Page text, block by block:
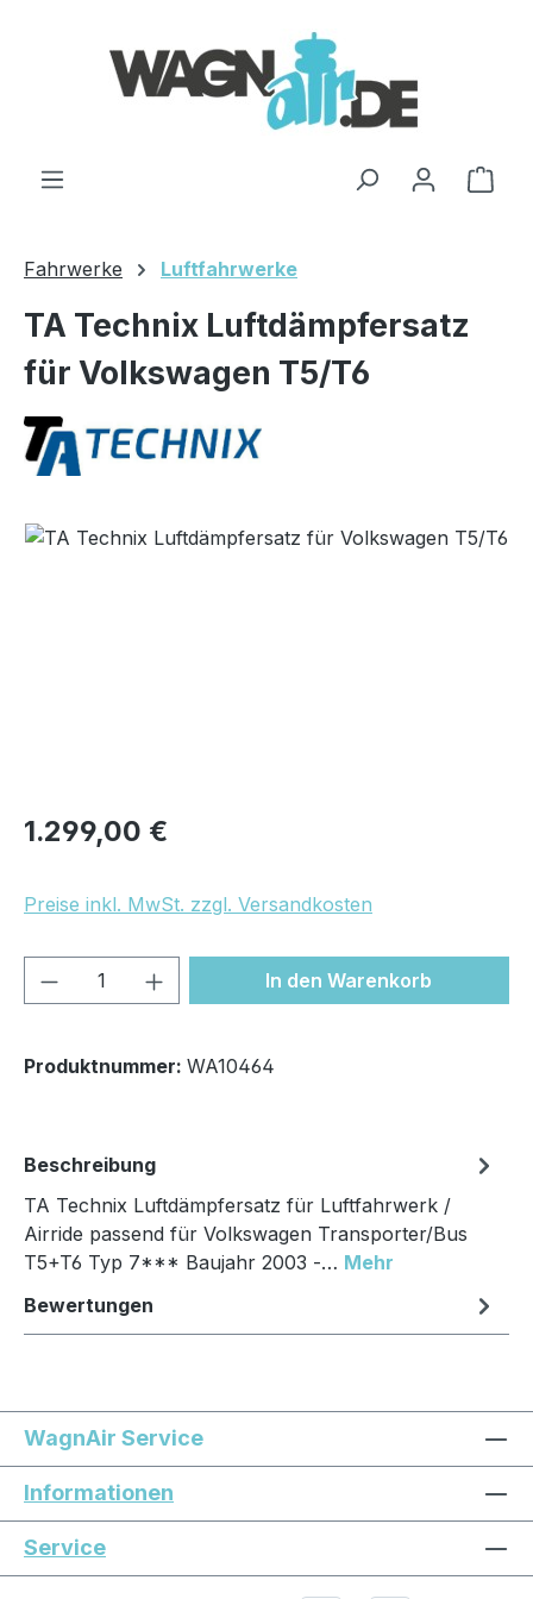
Fahrwerke Luftfahrwerke
TA Technix Luftdämpfersatz
für Volkswagen T5/T6
Bildergalerie überspringen
Regulärer Preis:
1.299,00 €
Preise inkl. MwSt. zzgl. Versandkosten
Produkt Anzahl: Gib denIn den Warenkorb
Produktnummer: WA10464
Beschreibung
TA Technix Luftdämpfersatz für Luftfahrwerk /
Airride passend für Volkswagen Transporter/Bus
T5+T6 Typ 7*** Baujahr 2003 -… Mehr
Bewertungen
WagnAir Service
Informationen
Service